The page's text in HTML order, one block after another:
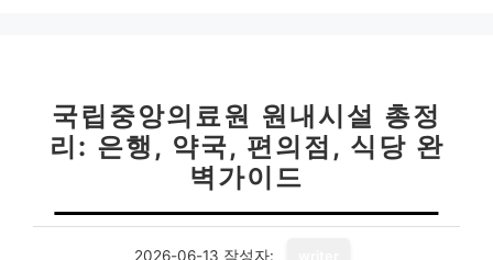
국립중앙의료원 원내시설 총정
리: 은행, 약국, 편의점, 식당 완
벽가이드
2026-06-13 작성자: